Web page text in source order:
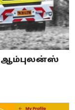
ஆம்புலன்ஸ்